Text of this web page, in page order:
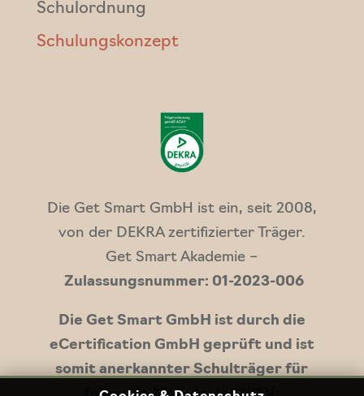
Schulordnung
Schulungskonzept
Die Get Smart GmbH ist ein, seit 2008,
von der DEKRA zertifizierter Träger.
Get Smart Akademie –
Zulassungsnummer: 01-2023-006
Die Get Smart GmbH ist durch die
eCertification GmbH geprüft und ist
somit anerkannter Schulträger für